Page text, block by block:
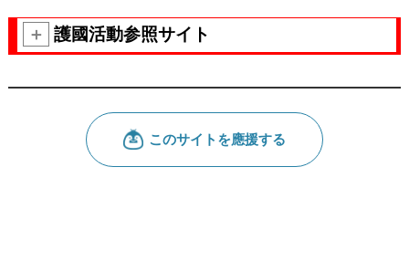
＋ 護國活動参照サイト